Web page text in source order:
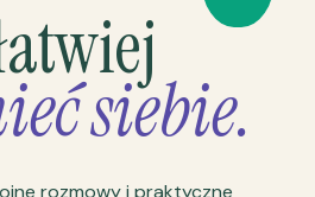
siebie.
rozmowy i praktyczne